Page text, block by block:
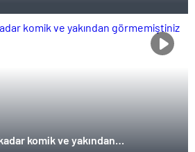
komik ve yakından